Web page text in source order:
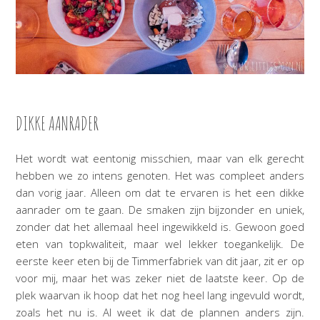
DIKKE AANRADER
Het wordt wat eentonig misschien, maar van elk gerecht
hebben we zo intens genoten. Het was compleet anders
dan vorig jaar. Alleen om dat te ervaren is het een dikke
aanrader om te gaan. De smaken zijn bijzonder en uniek,
zonder dat het allemaal heel ingewikkeld is. Gewoon goed
eten van topkwaliteit, maar wel lekker toegankelijk. De
eerste keer eten bij de Timmerfabriek van dit jaar, zit er op
voor mij, maar het was zeker niet de laatste keer. Op de
plek waarvan ik hoop dat het nog heel lang ingevuld wordt,
zoals het nu is. Al weet ik dat de plannen anders zijn.